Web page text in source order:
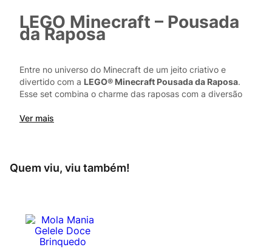
LEGO Minecraft – Pousada
da Raposa
Entre no universo do Minecraft de um jeito criativo e
divertido com a LEGO® Minecraft Pousada da Raposa.
Esse set combina o charme das raposas com a diversão
cenários do jogo e inventem novas aventuras.
Ver mais
Quem viu, viu também!